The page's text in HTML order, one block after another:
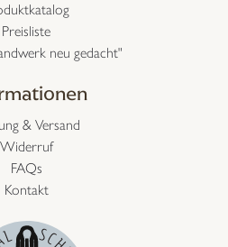
Preisliste
neu gedacht"
& Versand
Widerruf
FAQs
Kontakt